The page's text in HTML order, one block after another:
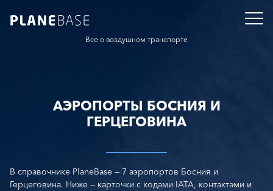
Все о воздушном транспорте
АЭРОПОРТЫ БОСНИЯ И
ГЕРЦЕГОВИНА
В справочнике PlaneBase — 7 аэропортов Босния и
Герцеговина. Ниже — карточки с кодами IATA, контактами и